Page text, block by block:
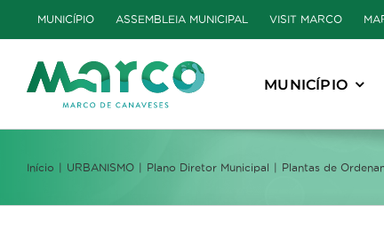
to
content
MUNICÍPIO ASSEMBLEIA MUNICIPAL VISIT MARCO
MUNICÍPIO
Início URBANISMO Plano Diretor Municipal Plantas de